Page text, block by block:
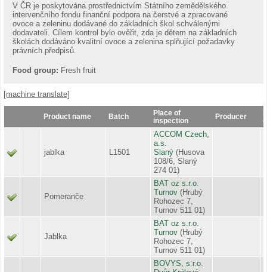
V ČR je poskytována prostřednictvím Státního zemědělského
intervenčního fondu finanční podpora na čerstvé a zpracované
ovoce a zeleninu dodávané do základních škol schválenými
dodavateli. Cílem kontrol bylo ověřit, zda je dětem na základních
školách dodáváno kvalitní ovoce a zelenina splňující požadavky
právních předpisů.
Food group: Fresh fruit
[machine translate]
Product name Batch
Place of
inspection
Producer
jablka L1501
ACCOM Czech,
a.s.
Slaný (Husova
108/6, Slaný
274 01)
Pomeranče
BAT oz s.r.o.
Turnov (Hrubý
Rohozec 7,
Turnov 511 01)
Jablka
BAT oz s.r.o.
Turnov (Hrubý
Rohozec 7,
Turnov 511 01)
BOVYS, s.r.o.